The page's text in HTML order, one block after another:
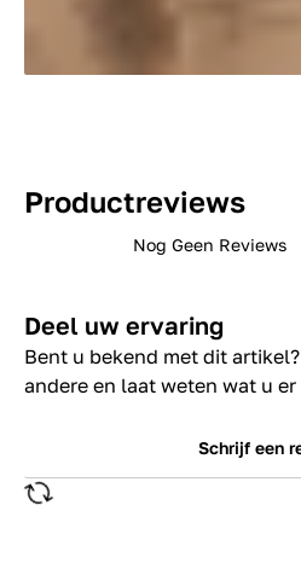
Productreviews
Nog Geen Reviews
Deel uw ervaring
Bent u bekend met dit
andere en laat weten wat u
Schrijf een